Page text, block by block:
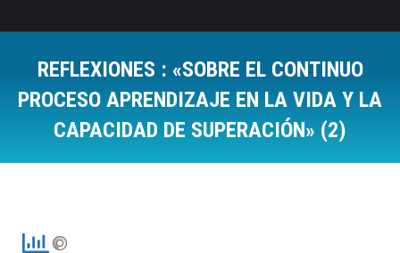
REFLEXIONES : «SOBRE EL CONTINUO
PROCESO APRENDIZAJE EN LA VIDA Y LA
CAPACIDAD DE SUPERACIÓN» (2)